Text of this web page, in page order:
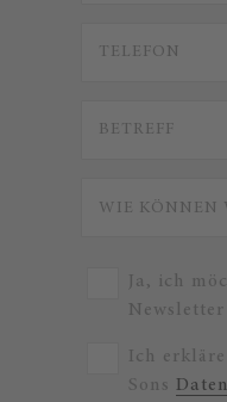
Ja, ich
Ich
Sons